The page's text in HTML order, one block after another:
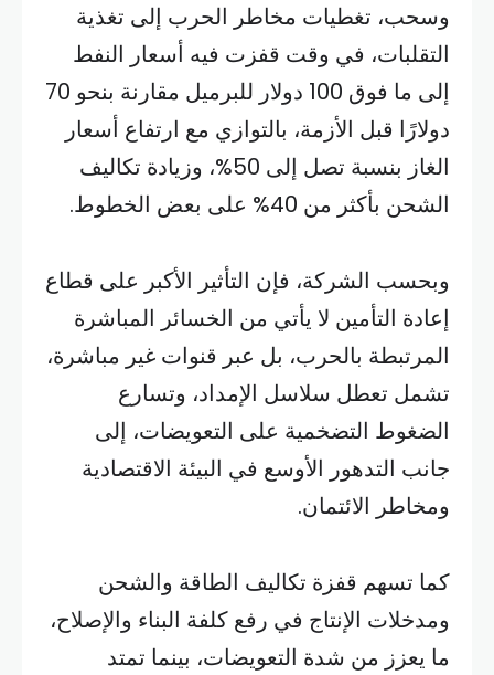
وسحب، تغطيات مخاطر الحرب إلى تغذية
التقلبات، في وقت قفزت فيه أسعار النفط
إلى ما فوق 100 دولار للبرميل مقارنة بنحو 70
دولارًا قبل الأزمة، بالتوازي مع ارتفاع أسعار
الغاز بنسبة تصل إلى 50%، وزيادة تكاليف
الشحن بأكثر من 40% على بعض الخطوط.
وبحسب الشركة، فإن التأثير الأكبر على قطاع
إعادة التأمين لا يأتي من الخسائر المباشرة
المرتبطة بالحرب، بل عبر قنوات غير مباشرة،
تشمل تعطل سلاسل الإمداد، وتسارع
الضغوط التضخمية على التعويضات، إلى
جانب التدهور الأوسع في البيئة الاقتصادية
ومخاطر الائتمان.
كما تسهم قفزة تكاليف الطاقة والشحن
ومدخلات الإنتاج في رفع كلفة البناء والإصلاح،
ما يعزز من شدة التعويضات، بينما تمتد